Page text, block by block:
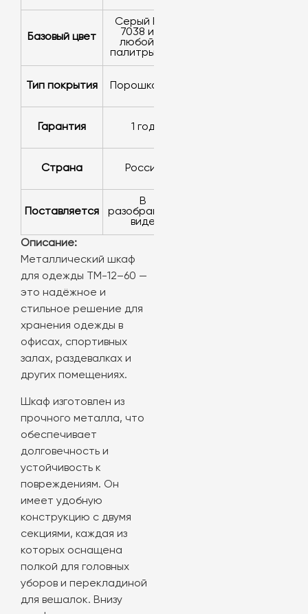
Базовый цвет
серый RAL
7038 или
любой из
палитры RAL
Тип покрытия порошковое
Гарантия 1 год
Страна Россия
Поставляется
в
разобранном
виде
Описание:
Металлический шкаф
для одежды ТМ-12–60 —
это надёжное и
стильное решение для
хранения одежды в
офисах, спортивных
залах, раздевалках и
других помещениях.
Шкаф изготовлен из
прочного металла, что
обеспечивает
долговечность и
устойчивость к
повреждениям. Он
имеет удобную
конструкцию с двумя
секциями, каждая из
которых оснащена
полкой для головных
уборов и перекладиной
для вешалок. Внизу